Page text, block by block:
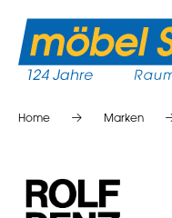
Home Marken